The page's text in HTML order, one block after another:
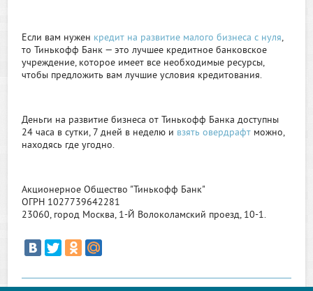
Если вам нужен кредит на развитие малого бизнеса с нуля,
то Тинькофф Банк — это лучшее кредитное банковское
учреждение, которое имеет все необходимые ресурсы,
чтобы предложить вам лучшие условия кредитования.
Деньги на развитие бизнеса от Тинькофф Банка доступны
24 часа в сутки, 7 дней в неделю и взять овердрафт можно,
находясь где угодно.
Акционерное Общество "Тинькофф Банк"
ОГРН 1027739642281
23060, город Москва, 1-Й Волоколамский проезд, 10-1.